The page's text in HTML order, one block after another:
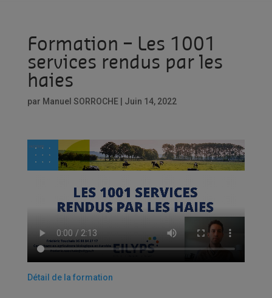
Formation – Les 1001
services rendus par les
haies
par Manuel SORROCHE| Juin 14, 2022
Détail de la formation